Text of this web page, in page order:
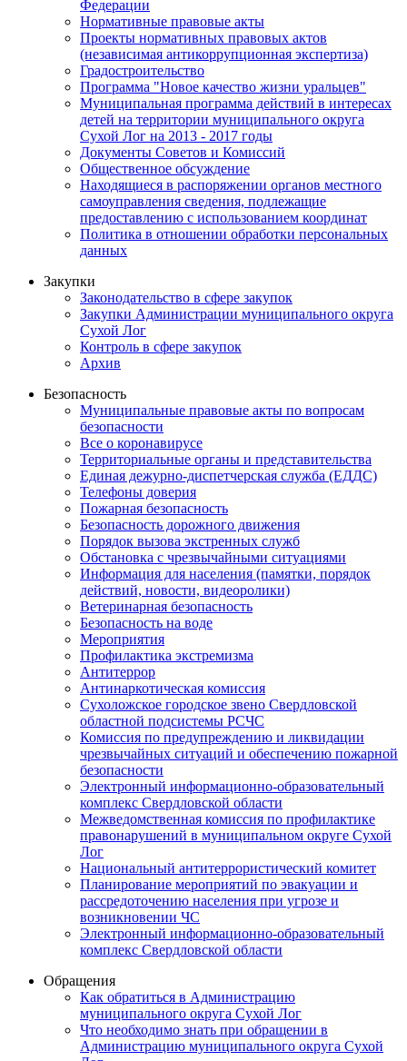
Федерации
Нормативные правовые акты
Проекты нормативных правовых актов
(независимая антикоррупционная экспертиза)
Градостроительство
Программа "Новое качество жизни уральцев"
Муниципальная программа действий в интересах
детей на территории муниципального округа
Сухой Лог на 2013 - 2017 годы
Документы Советов и Комиссий
Общественное обсуждение
Находящиеся в распоряжении органов местного
самоуправления сведения, подлежащие
предоставлению с использованием координат
Политика в отношении обработки персональных
данных
Закупки
Законодательство в сфере закупок
Закупки Администрации муниципального округа
Сухой Лог
Контроль в сфере закупок
Архив
Безопасность
Муниципальные правовые акты по вопросам
безопасности
Все о коронавирусе
Территориальные органы и представительства
Единая дежурно-диспетчерская служба (ЕДДС)
Телефоны доверия
Пожарная безопасность
Безопасность дорожного движения
Порядок вызова экстренных служб
Обстановка с чрезвычайными ситуациями
Информация для населения (памятки, порядок
действий, новости, видеоролики)
Ветеринарная безопасность
Безопасность на воде
Мероприятия
Профилактика экстремизма
Антитеррор
Антинаркотическая комиссия
Сухоложское городское звено Свердловской
областной подсистемы РСЧС
Комиссия по предупреждению и ликвидации
чрезвычайных ситуаций и обеспечению пожарной
безопасности
Электронный информационно-образовательный
комплекс Cвердловской области
Межведомственная комиссия по профилактике
правонарушений в муниципальном округе Сухой
Лог
Национальный антитеррористический комитет
Планирование мероприятий по эвакуации и
рассредоточению населения при угрозе и
возникновении ЧС
Электронный информационно-образовательный
комплекс Свердловской области
Обращения
Как обратиться в Администрацию
муниципального округа Сухой Лог
Что необходимо знать при обращении в
Администрацию муниципального округа Сухой